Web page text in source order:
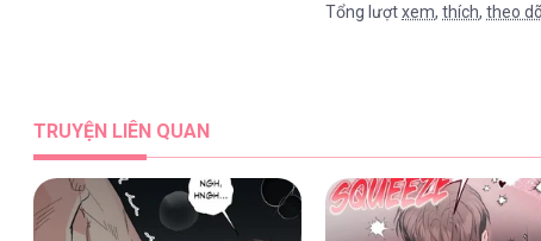
Mỗi Ngày Đều Muốn Làm Bệnh Kiều Vương Tử
Mỗi Ngày Đều Muốn Làm Bệnh Kiều Vương Tử
Tổng lượtxem,thích,theo
TRUYỆN LIÊN QUAN